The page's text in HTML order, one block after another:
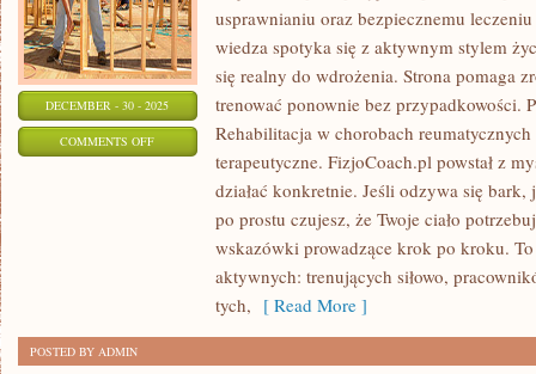
DECEMBER - 30 - 2025
COMMENTS OFFON
FIZJOTERAPIA
usprawnianiu oraz bezpiecznemu
wiedza spotyka się z aktywnym stylem
się realny do wdrożenia. Strona pomaga
trenować ponownie bez przypadkowości.
Rehabilitacja w chorobach
terapeutyczne. FizjoCoach.pl powstał z
działać konkretnie. Jeśli odzywa się
po prostu czujesz, że Twoje ciało
wskazówki prowadzące krok po kroku.
aktywnych: trenujących siłowo,
tych, [ Read More ]
POSTED BY ADMIN